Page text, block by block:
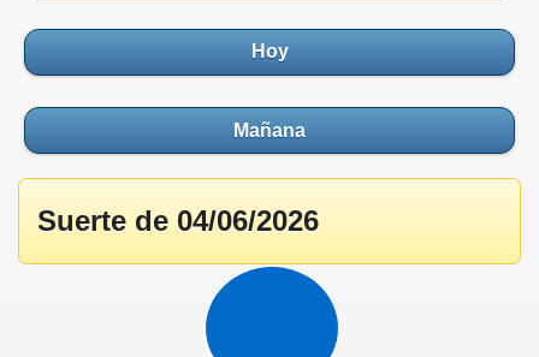
Hoy
Mañana
Suerte de 04/06/2026